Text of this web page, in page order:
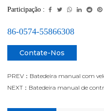
Participação :
86-0574-55866308
Contate-Nos
PREV：Batedeira manual com
NEXT：Batedeira manual de